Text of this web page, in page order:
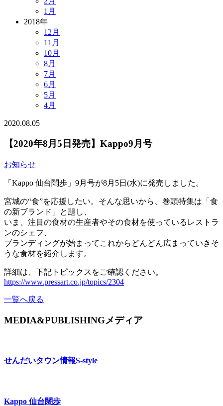
1月
2018年
12月
11月
10月
8月
7月
6月
5月
4月
2020.08.05
【2020年8月5日発売】Kappo9月号
お知らせ
「Kappo 仙台闊歩」9月号が8月5日(水)に発売しました。
宮城の“食”を応援したい。そんな思いから、巻頭特集は「食
の新ブランド」と題し、
いま、注目の食材の生産者やその食材を使っているレストラ
ンのシェフ、
ブランディングが始まってこれからどんどん広まっていきそ
うな食材を紹介します。
詳細は、下記トピックスをご確認ください。
https://www.pressart.co.jp/topics/2304
一覧へ戻る
MEDIA&PUBLISHINGメディア
せんだいタウン情報S-style
Kappo 仙台闊歩